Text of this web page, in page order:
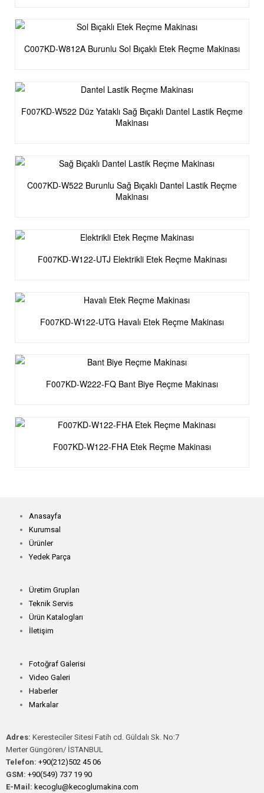
C007KD-W812A Burunlu Sol Bıçaklı Etek Reçme Makinası
F007KD-W522 Düz Yataklı Sağ Bıçaklı Dantel Lastik Reçme
Makinası
C007KD-W522 Burunlu Sağ Bıçaklı Dantel Lastik Reçme
Makinası
F007KD-W122-UTJ Elektrikli Etek Reçme Makinası
F007KD-W122-UTG Havalı Etek Reçme Makinası
F007KD-W222-FQ Bant Biye Reçme Makinası
F007KD-W122-FHA Etek Reçme Makinası
Anasayfa
Kurumsal
Ürünler
Yedek Parça
Üretim Grupları
Teknik Servis
Ürün Katalogları
İletişim
Fotoğraf Galerisi
Video Galeri
Haberler
Markalar
Adres: Keresteciler Sitesi Fatih cd. Güldalı Sk. No:7
Merter Güngören/ İSTANBUL
Telefon: +90(212)502 45 06
GSM: +90(549) 737 19 90
E-Mail: kecoglu@kecoglumakina.com